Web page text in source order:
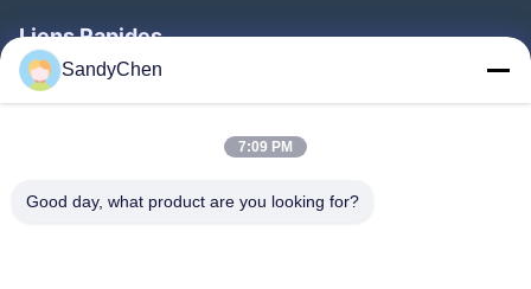
Liens Rapides
Maison
Au Sujet De Nous
SandyChen
7:09 PM
Good day, what product are you looking for?